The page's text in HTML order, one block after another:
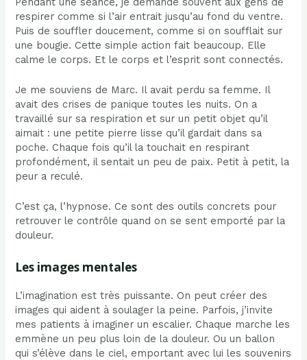
respirer comme si l’air entrait jusqu’au fond du ventre.
Puis de souffler doucement, comme si on soufflait sur
une bougie. Cette simple action fait beaucoup. Elle
calme le corps. Et le corps et l’esprit sont connectés.
Je me souviens de Marc. Il avait perdu sa femme. Il
avait des crises de panique toutes les nuits. On a
travaillé sur sa respiration et sur un petit objet qu’il
aimait : une petite pierre lisse qu’il gardait dans sa
poche. Chaque fois qu’il la touchait en respirant
profondément, il sentait un peu de paix. Petit à petit, la
peur a reculé.
C’est ça, l’hypnose. Ce sont des outils concrets pour
retrouver le contrôle quand on se sent emporté par la
douleur.
Les images mentales
L’imagination est très puissante. On peut créer des
images qui aident à soulager la peine. Parfois, j’invite
mes patients à imaginer un escalier. Chaque marche les
emmène un peu plus loin de la douleur. Ou un ballon
qui s’élève dans le ciel, emportant avec lui les souvenirs